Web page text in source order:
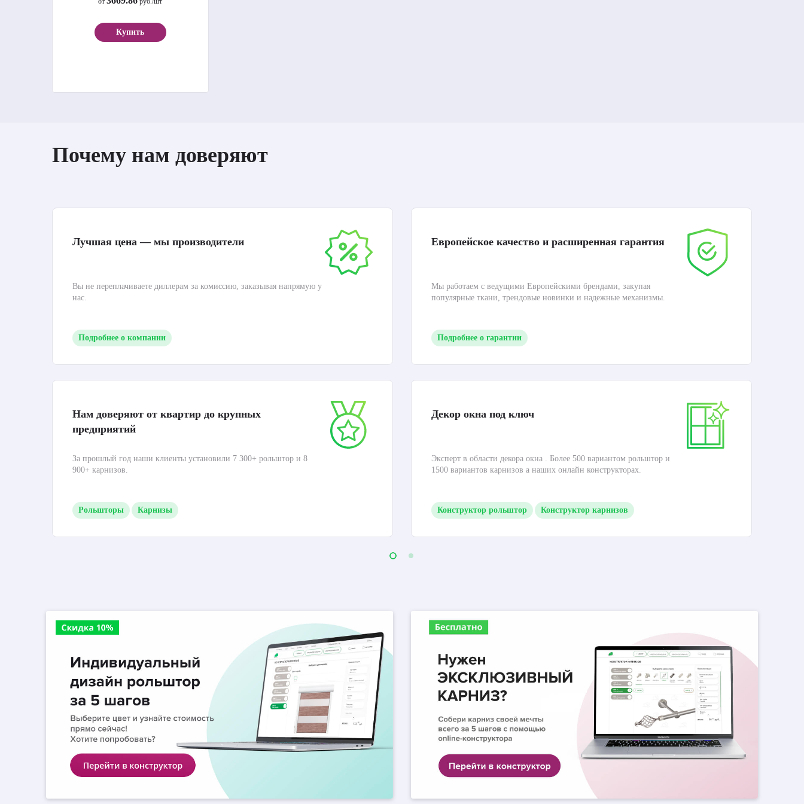
Купить
Почему нам доверяют
Лучшая цена — мы производители
Вы не переплачиваете диллерам за комиссию, заказывая напрямую у
нас.
Подробнее о компании
Нам доверяют от квартир до крупных
предприятий
За прошлый год наши клиенты установили 7 300+ рольштор и 8
900+ карнизов.
Рольшторы Карнизы
Европейское качество и расширенная гарантия
Мы работаем с ведущими Европейскими брендами, закупая
популярные ткани, трендовые новинки и надежные механизмы.
Подробнее о гарантии
Декор окна под ключ
Эксперт в области декора окна . Более 500 вариантом рольштор и
1500 вариантов карнизов а наших онлайн конструкторах.
Конструктор рольштор Конструктор карнизов